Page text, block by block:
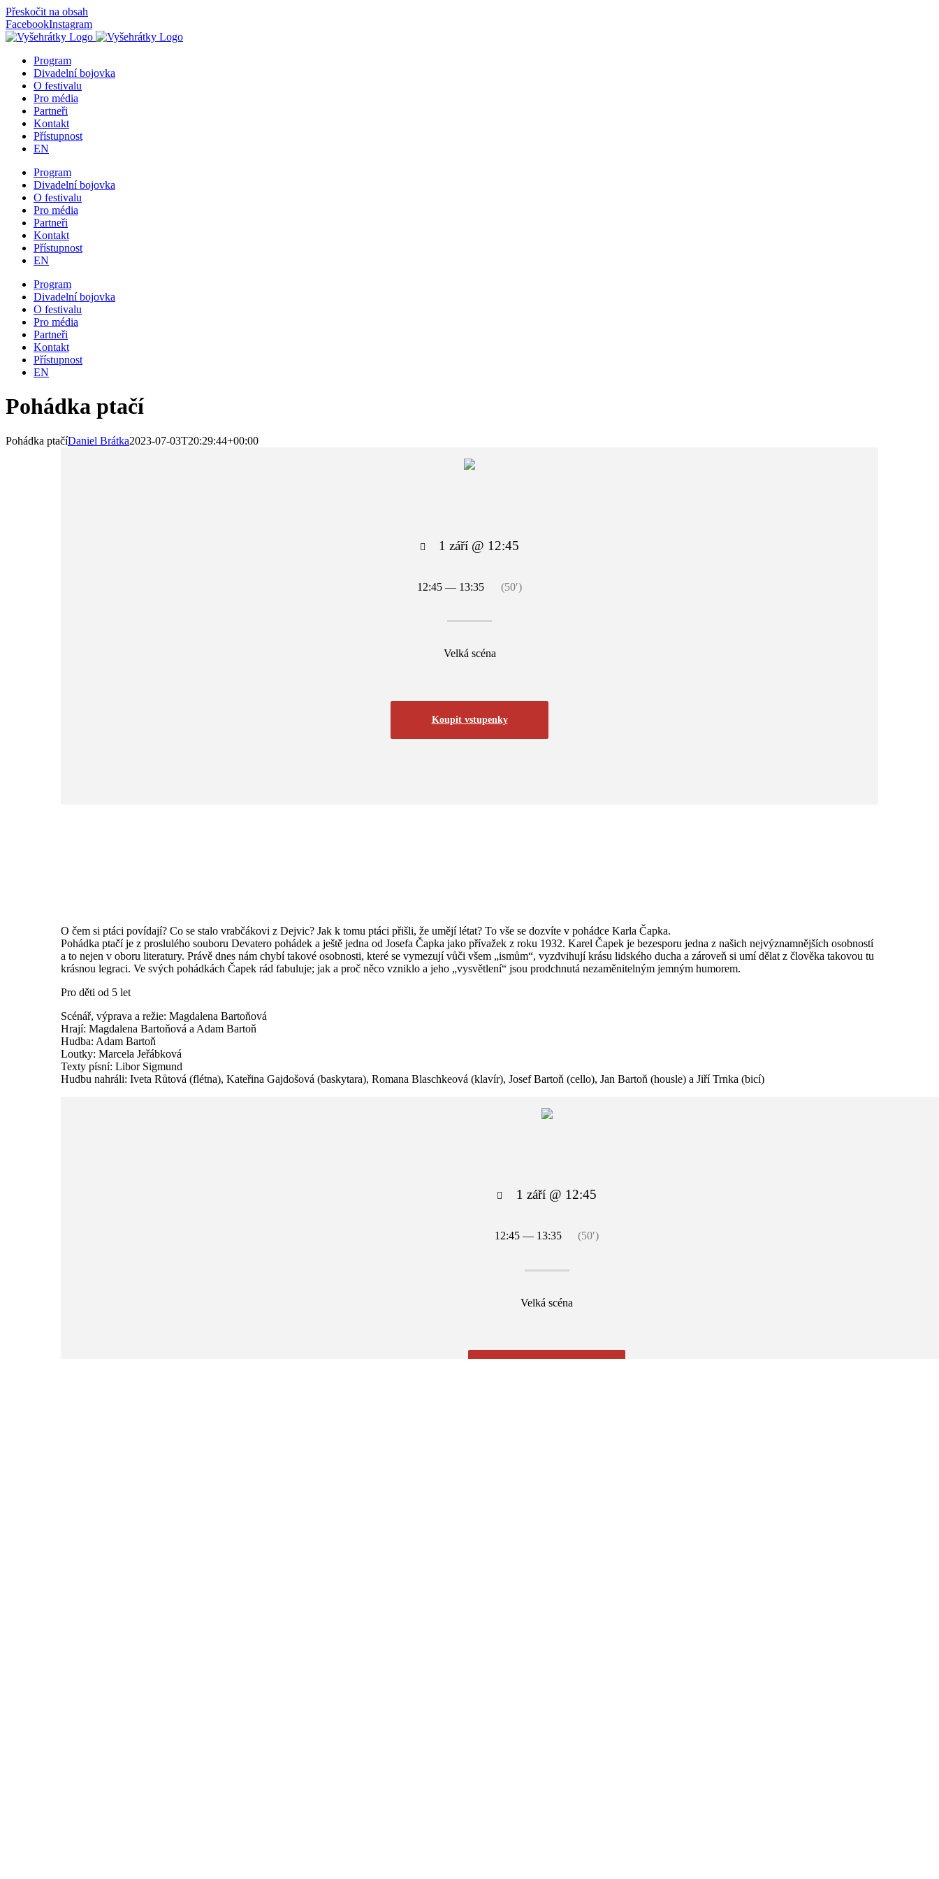
Přeskočit na obsah
FacebookInstagram
Program
Divadelní bojovka
O festivalu
Pro média
Partneři
Kontakt
Přístupnost
EN
Program
Divadelní bojovka
O festivalu
Pro média
Partneři
Kontakt
Přístupnost
EN
Program
Divadelní bojovka
O festivalu
Pro média
Partneři
Kontakt
Přístupnost
EN
Pohádka ptačí
Pohádka ptačíDaniel Brátka2023-07-03T20:29:44+00:00
O čem si ptáci povídají? Co se stalo vrabčákovi z Dejvic? Jak k tomu ptáci přišli, že umějí létat? To vše se dozvíte v pohádce Karla Čapka.
Pohádka ptačí je z proslulého souboru Devatero pohádek a ještě jedna od Josefa Čapka jako přívažek z roku 1932. Karel Čapek je bezesporu jedna z našich nejvýznamnějších osobností
a to nejen v oboru literatury. Právě dnes nám chybí takové osobnosti, které se vymezují vůči všem „ismům“, vyzdvihují krásu lidského ducha a zároveň si umí dělat z člověka takovou tu
krásnou legraci. Ve svých pohádkách Čapek rád fabuluje; jak a proč něco vzniklo a jeho „vysvětlení“ jsou prodchnutá nezaměnitelným jemným humorem.
Pro děti od 5 let
Scénář, výprava a režie: Magdalena Bartoňová
Hrají: Magdalena Bartoňová a Adam Bartoň
Hudba: Adam Bartoň
Loutky: Marcela Jeřábková
Texty písní: Libor Sigmund
Hudbu nahráli: Iveta Růtová (flétna), Kateřina Gajdošová (baskytara), Romana Blaschkeová (klavír), Josef Bartoň (cello), Jan Bartoň (housle) a Jiří Trnka (bicí)
1 září @ 12:45
12:45 — 13:35 (50′)
Velká scéna
Koupit vstupenky
1 září @ 12:45
12:45 — 13:35 (50′)
Velká scéna